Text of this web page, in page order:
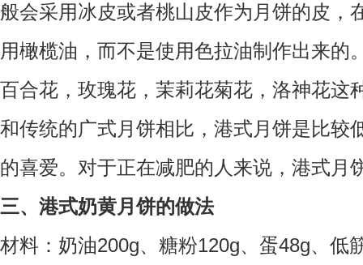
般会采用冰皮或者桃山皮作为月饼的皮，
用橄榄油，而不是使用色拉油制作出来的
百合花，玫瑰花，茉莉花菊花，洛神花这
和传统的广式月饼相比，港式月饼是比较
的喜爱。对于正在减肥的人来说，港式月
三、港式奶黄月饼的做法
材料：奶油200g、糖粉120g、蛋48g、低